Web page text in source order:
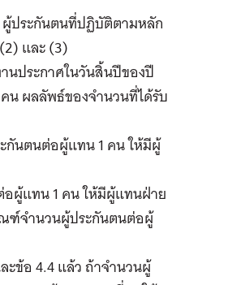
ประกันตนที่ปฏิบัติตามหลัก
และ (3)
นประกาศในวันสิ้นปีของปี
น ผลลัพธ์ของจำนวนที่ได้รับ
กันตนต่อผู้แทน 1 คน ให้มีผู้
ผู้แทน 1 คน ให้มีผู้แทนฝ่าย
ฑ์จำนวนผู้ประกันตนต่อผู้
ข้อ 4.4 แล้ว ถ้าจำนวนผู้